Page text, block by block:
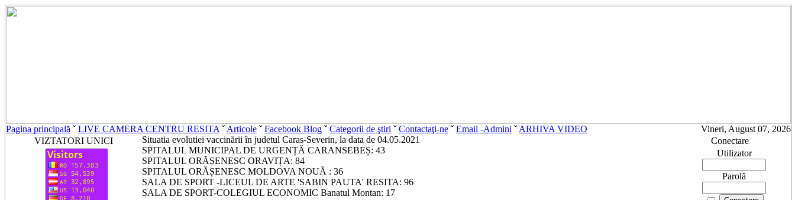
Pagina principală ˇLIVE CAMERA CENTRU RESITA ˇArticole ˇFacebook Blog ˇCategorii de ştiri ˇContactaţi-ne ˇEmail -Admini ˇARHIVA VIDEO
Vineri, August 07, 2026
VIZTATORI UNICI
Situatia evolutiei vaccinării în judetul Caras-Severin, la data de 04.05.2021
SPITALUL MUNICIPAL DE URGENȚĂ CARANSEBEȘ: 43
SPITALUL ORĂȘENESC ORAVIȚA: 84
SPITALUL ORĂȘENESC MOLDOVA NOUĂ : 36
SALA DE SPORT -LICEUL DE ARTE 'SABIN PAUTA' RESITA: 96
SALA DE SPORT-COLEGIUL ECONOMIC Banatul Montan: 17
Conectare
Utilizator
Parolă